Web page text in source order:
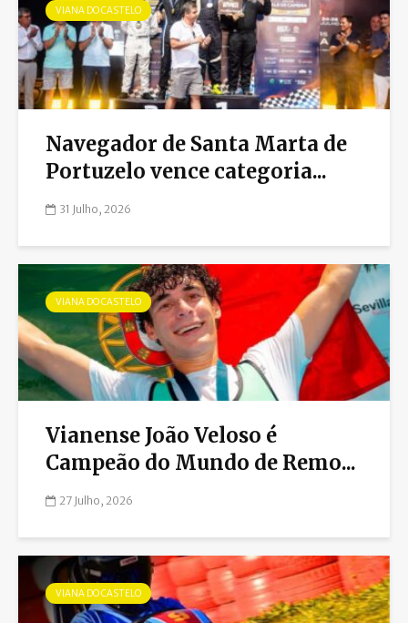
VIANA DO CASTELO
Navegador de Santa Marta de
Portuzelo vence categoria...
31 Julho, 2026
VIANA DO CASTELO
Vianense João Veloso é
Campeão do Mundo de Remo...
27 Julho, 2026
VIANA DO CASTELO